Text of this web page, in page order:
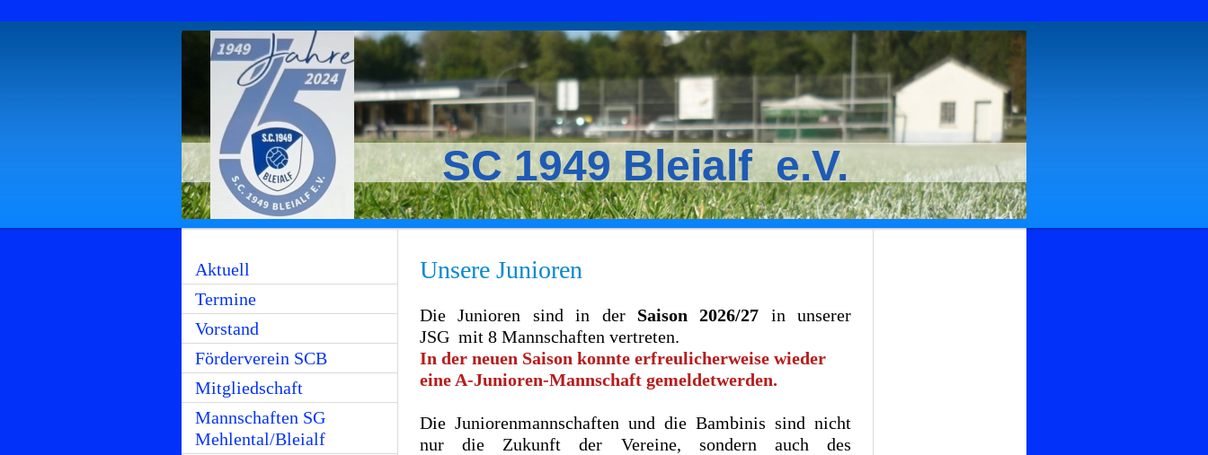
SC 1949 Bleialf e.V.
Aktuell
Termine
Vorstand
Förderverein SCB
Mitgliedschaft
Mannschaften SG
Mehlental/Bleialf
Unsere Junioren
Die Junioren sind in der Saison 2026/27 in unserer
JSG mit 8 Mannschaften vertreten.
In der neuen Saison konnte erfreulicherweise wieder
eine A-Junioren-Mannschaft gemeldetwerden.
Die Juniorenmannschaften und die Bambinis sind nicht
nur die Zukunft der Vereine, sondern auch des